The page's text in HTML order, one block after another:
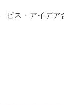
ビス・アイデア